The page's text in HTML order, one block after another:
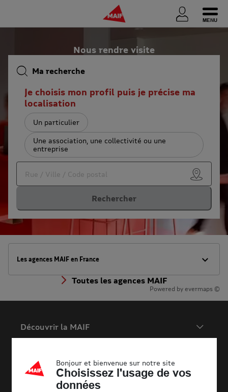
Nous rendre visite
Ma recherche
Je choisis mon profil puis je précise ma
localisation
Un particulier
Une association, une collectivité ou une
entreprise
Utiliser
Rechercher
Les agences MAIF en France
Toutes les agences MAIF
Powered by evermaps ©
Découvrir la MAIF
Espace presse
Assurance auto
Assurance moto
Nos conseilsBonjour et bienvenue sur notre site
Choisissez l'usage de vos
données